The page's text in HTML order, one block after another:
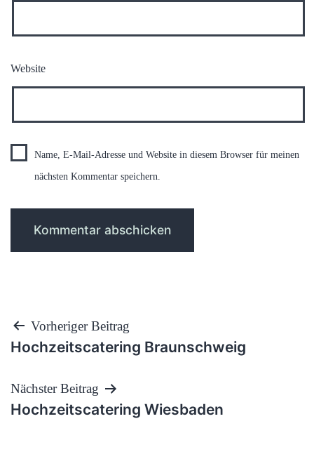
Website
Name, E-Mail-Adresse und Website in diesem Browser für meinen
nächsten Kommentar speichern.
Beitragsnavigation
Vorheriger Beitrag
Hochzeitscatering Braunschweig
Nächster Beitrag
Hochzeitscatering Wiesbaden